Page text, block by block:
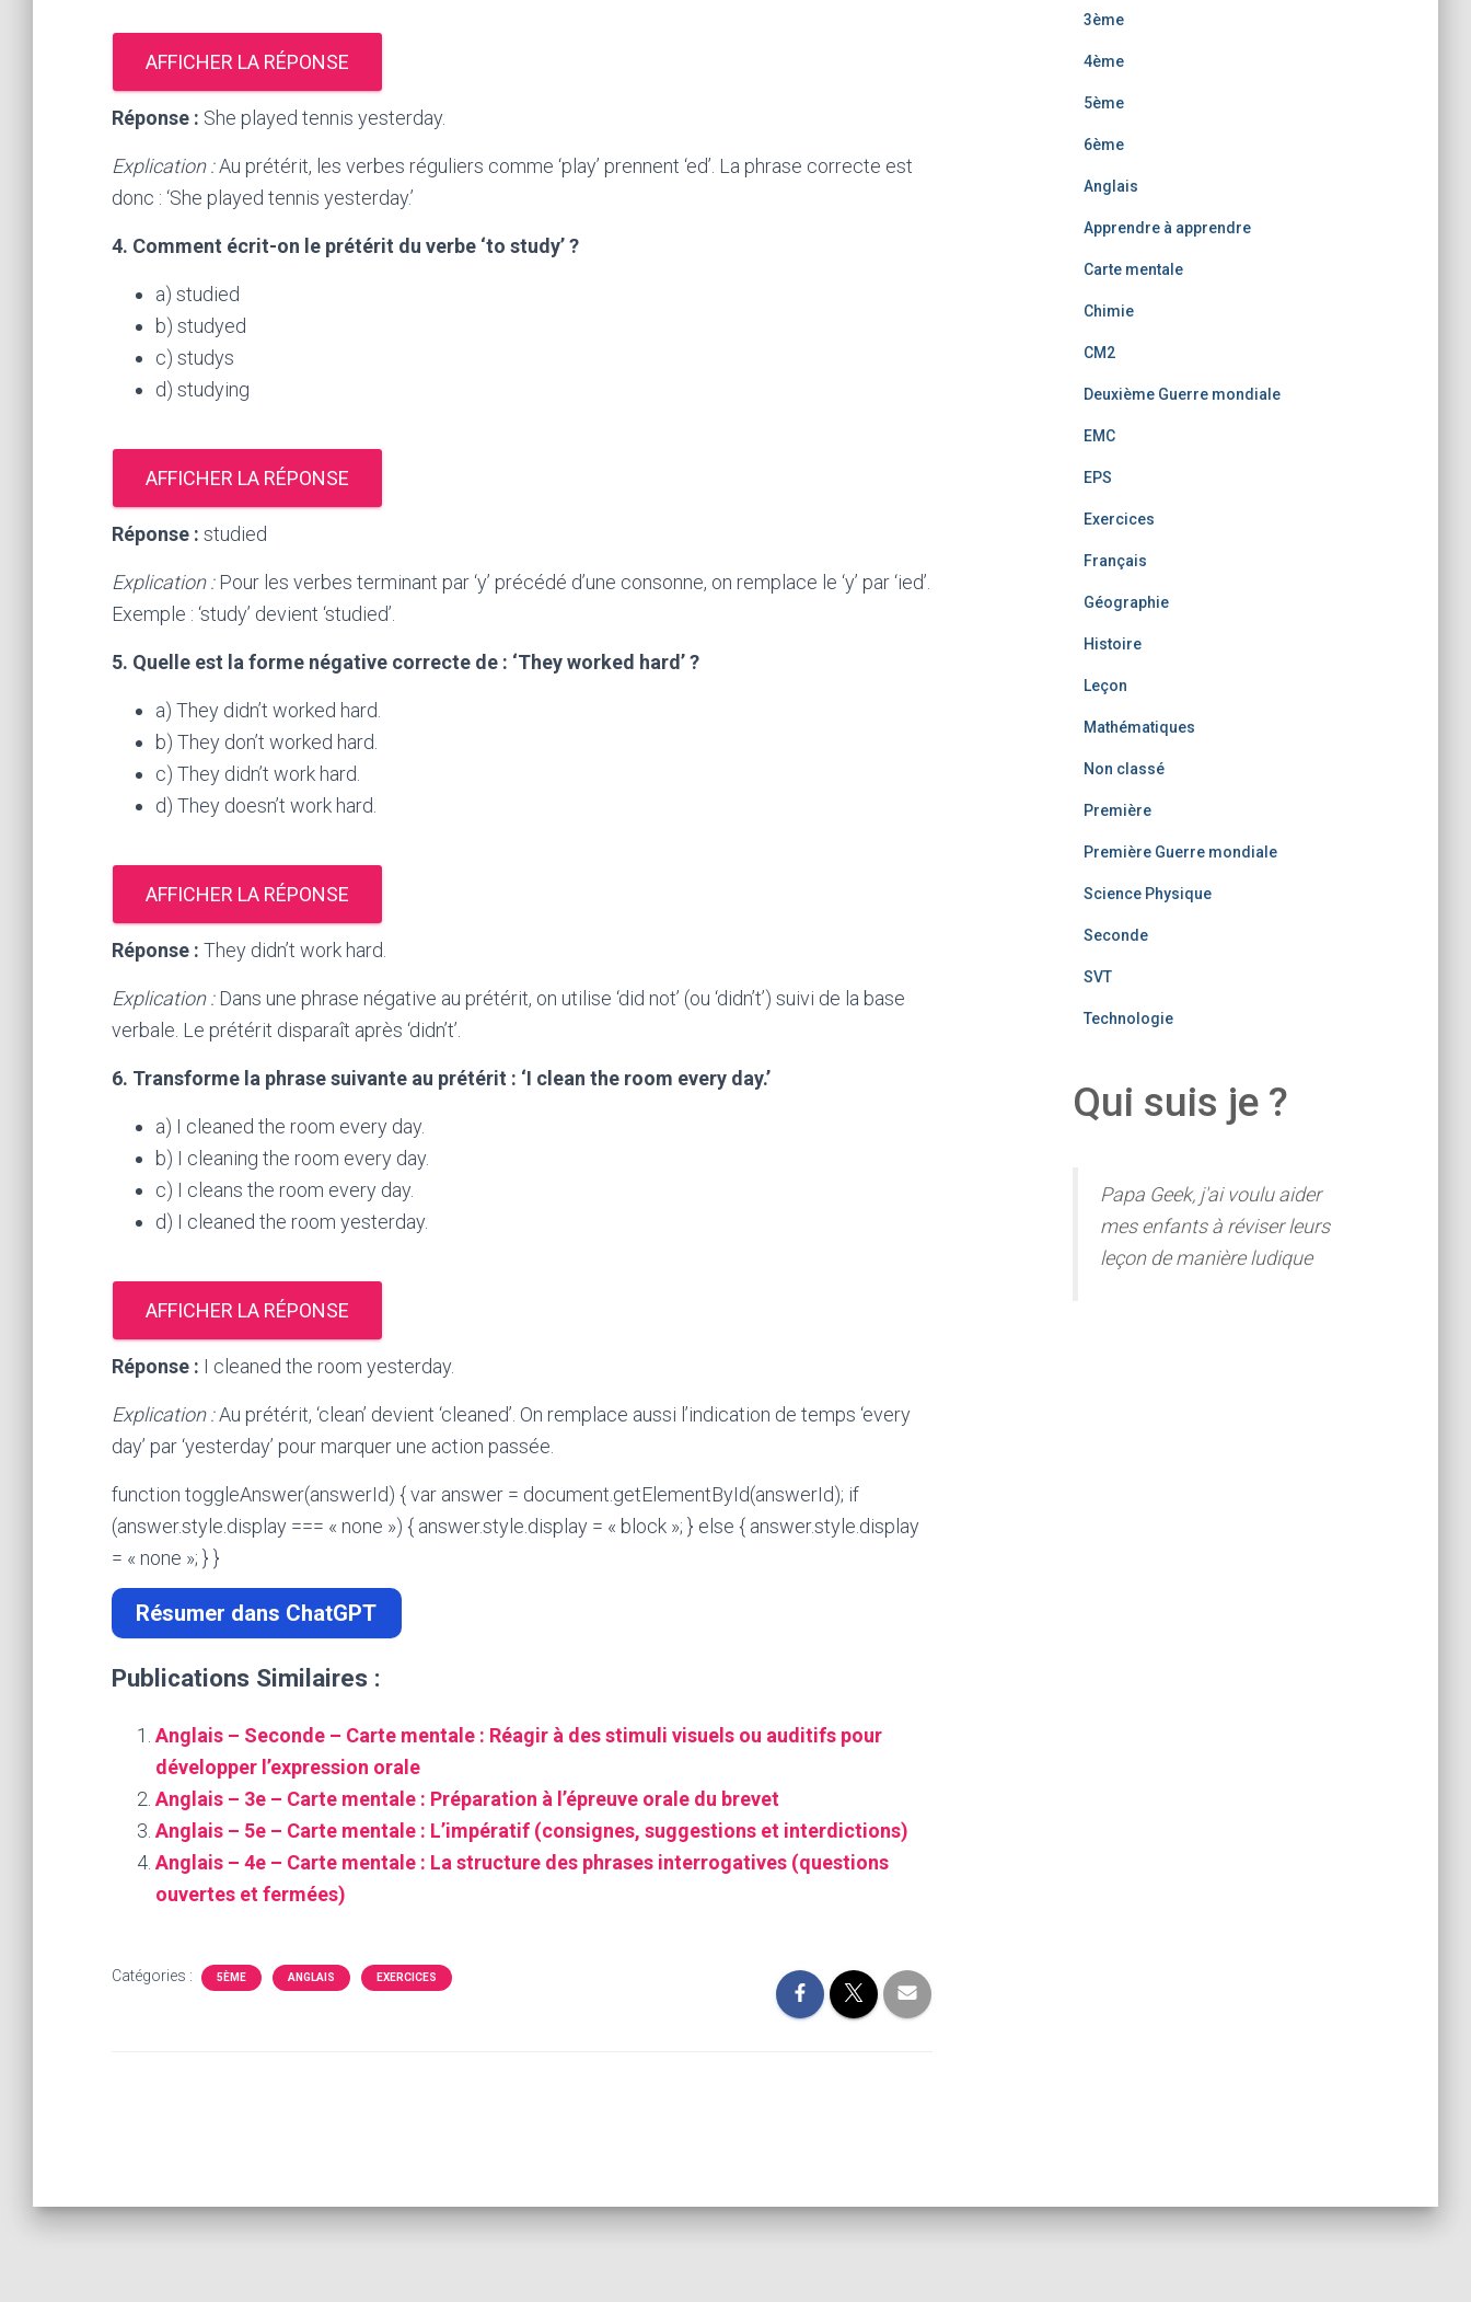
AFFICHER LA RÉPONSE
Réponse : She played tennis yesterday.
Explication :Au prétérit, les verbes réguliers comme ‘play’ prennent ‘ed’. La phrase correcte est
donc : ‘She played tennis yesterday.’
4. Comment écrit-on le prétérit du verbe ‘to study’ ?
a) studied
b) studyed
c) studys
d) studying
AFFICHER LA RÉPONSE
Réponse : studied
Explication :Pour les verbes terminant par ‘y’ précédé d’une consonne, on remplace le ‘y’ par ‘ied’.
Exemple : ‘study’ devient ‘studied’.
5. Quelle est la forme négative correcte de : ‘They worked hard’ ?
a) They didn’t worked hard.
b) They don’t worked hard.
c) They didn’t work hard.
d) They doesn’t work hard.
AFFICHER LA RÉPONSE
Réponse : They didn’t work hard.
Explication :Dans une phrase négative au prétérit, on utilise ‘did not’ (ou ‘didn’t’) suivi de la base
verbale. Le prétérit disparaît après ‘didn’t’.
6. Transforme la phrase suivante au prétérit : ‘I clean the room every day.’
a) I cleaned the room every day.
b) I cleaning the room every day.
c) I cleans the room every day.
d) I cleaned the room yesterday.
AFFICHER LA RÉPONSE
Réponse : I cleaned the room yesterday.
Explication :Au prétérit, ‘clean’ devient ‘cleaned’. On remplace aussi l’indication de temps ‘every
day’ par ‘yesterday’ pour marquer une action passée.
function toggleAnswer(answerId) { var answer = document.getElementById(answerId); if
(answer.style.display === « none ») { answer.style.display = « block »; } else { answer.style.display
= « none »; } }
Résumer dans ChatGPT
Publications Similaires :
Anglais – Seconde – Carte mentale : Réagir à des stimuli visuels ou auditifs pour
développer l’expression orale
Anglais – 3e – Carte mentale : Préparation à l’épreuve orale du brevet
Anglais – 5e – Carte mentale : L’impératif (consignes, suggestions et interdictions)
Anglais – 4e – Carte mentale : La structure des phrases interrogatives (questions
ouvertes et fermées)
Catégories : 5ÈME ANGLAIS EXERCICES
3ème
4ème
5ème
6ème
Anglais
Apprendre à apprendre
Carte mentale
Chimie
CM2
Deuxième Guerre mondiale
EMC
EPS
Exercices
Français
Géographie
Histoire
Leçon
Mathématiques
Non classé
Première
Première Guerre mondiale
Science Physique
Seconde
SVT
Technologie
Qui suis je ?
Papa Geek, j'ai voulu aider
mes enfants à réviser leurs
leçon de manière ludique